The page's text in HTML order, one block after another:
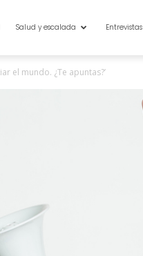
Entrevistas
Salud y escalada
el mundo. ¿Te apuntas?’